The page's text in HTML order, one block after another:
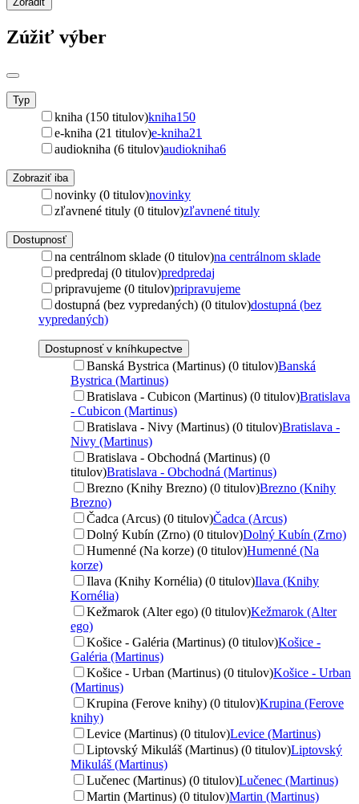
Zúžiť výber
Typ
kniha (150 titulov)kniha150
e-kniha (21 titulov)e-kniha21
audiokniha (6 titulov)audiokniha6
Zobraziť iba
novinky (0 titulov)novinky
zľavnené tituly (0 titulov)zľavnené tituly
Dostupnosť
na centrálnom sklade (0 titulov)na centrálnom sklade
predpredaj (0 titulov)predpredaj
pripravujeme (0 titulov)pripravujeme
dostupná (bez vypredaných) (0 titulov)dostupná (bez
vypredaných)
Dostupnosť v kníhkupectve
Banská Bystrica (Martinus) (0 titulov)Banská
Bystrica (Martinus)
Bratislava - Cubicon (Martinus) (0 titulov)Bratislava
- Cubicon (Martinus)
Bratislava - Nivy (Martinus) (0 titulov)Bratislava -
Nivy (Martinus)
Bratislava - Obchodná (Martinus) (0
titulov)Bratislava - Obchodná (Martinus)
Brezno (Knihy Brezno) (0 titulov)Brezno (Knihy
Brezno)
Čadca (Arcus) (0 titulov)Čadca (Arcus)
Dolný Kubín (Zrno) (0 titulov)Dolný Kubín (Zrno)
Humenné (Na korze) (0 titulov)Humenné (Na
korze)
Ilava (Knihy Kornélia) (0 titulov)Ilava (Knihy
Kornélia)
Kežmarok (Alter ego) (0 titulov)Kežmarok (Alter
ego)
Košice - Galéria (Martinus) (0 titulov)Košice -
Galéria (Martinus)
Košice - Urban (Martinus) (0 titulov)Košice - Urban
(Martinus)
Krupina (Ferove knihy) (0 titulov)Krupina (Ferove
knihy)
Levice (Martinus) (0 titulov)Levice (Martinus)
Liptovský Mikuláš (Martinus) (0 titulov)Liptovský
Mikuláš (Martinus)
Lučenec (Martinus) (0 titulov)Lučenec (Martinus)
Martin (Martinus) (0 titulov)Martin (Martinus)